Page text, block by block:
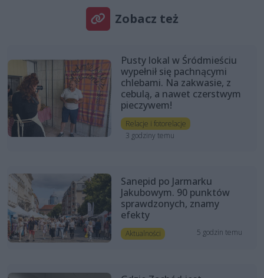
Zobacz też
Pusty lokal w Śródmieściu
wypełnił się pachnącymi
chlebami. Na zakwasie, z
cebulą, a nawet czerstwym
pieczywem!
Relacje i fotorelacje
3 godziny temu
Sanepid po Jarmarku
Jakubowym. 90 punktów
sprawdzonych, znamy
efekty
Aktualności 5 godzin temu